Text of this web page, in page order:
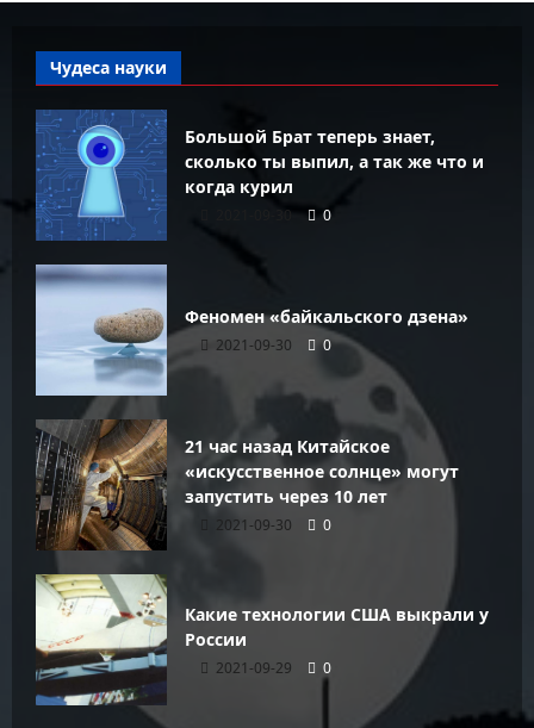
Чудеса науки
Большой Брат теперь знает,
сколько ты выпил, а так же что и
когда курил
2021-09-30 0
Феномен «байкальского дзена»
2021-09-30 0
21 час назад Китайское
«искусственное солнце» могут
запустить через 10 лет
2021-09-30 0
Какие технологии США выкрали у
России
2021-09-29 0